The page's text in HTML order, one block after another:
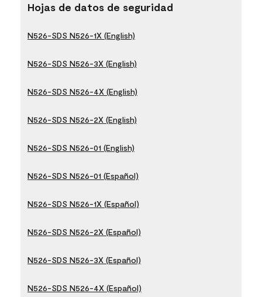
Hojas de datos de seguridad
N526-SDS N526-1X (English)
N526-SDS N526-3X (English)
N526-SDS N526-4X (English)
N526-SDS N526-2X (English)
N526-SDS N526-01 (English)
N526-SDS N526-01 (Español)
N526-SDS N526-1X (Español)
N526-SDS N526-2X (Español)
N526-SDS N526-3X (Español)
N526-SDS N526-4X (Español)